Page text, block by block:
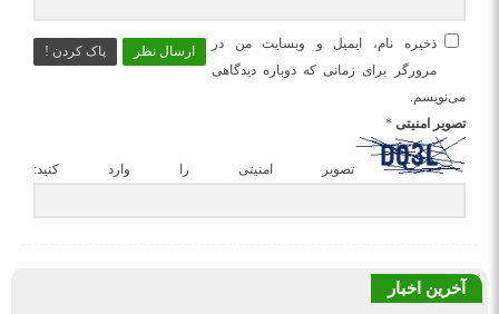
ارسال نظر پاک کردن !
ذخیره نام، ایمیل و وبسایت من در
مرورگر برای زمانی که دوباره دیدگاهی
می‌نویسم.
تصویر امنیتی *
تصویر امنیتی را وارد کنید:
آخرین اخبار